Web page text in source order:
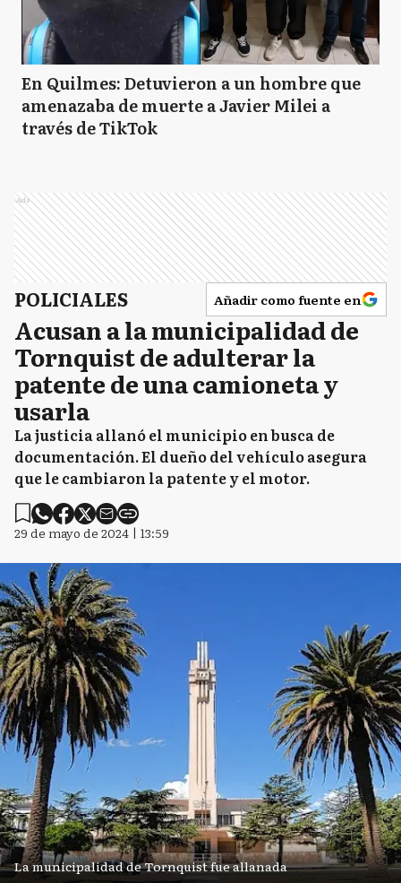
En Quilmes: Detuvieron a un hombre que
amenazaba de muerte a Javier Milei a
través de TikTok
Ads
POLICIALES Añadir como fuente en
Acusan a la municipalidad de
Tornquist de adulterar la
patente de una camioneta y
usarla
La justicia allanó el municipio en busca de
documentación. El dueño del vehículo asegura
que le cambiaron la patente y el motor.
29 de mayo de 2024 | 13:59
La municipalidad de Tornquist fue allanada